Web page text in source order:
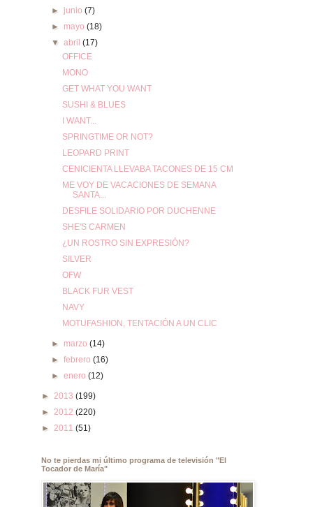
► junio(7)
► mayo(18)
▼abril(17)
OFFICE
MONO
GET WHAT YOU WANT
SUSHI & BLUES
I WANT...
SPRINGTIME OR NOT?
LEOPARD PRINT
CENICIENTA LLEVABA TACONES DE 15 CM
ME VOY DE VACACIONES DE SEMANA
SANTA...
DESFILE SOLIDARIO POR DUCHENNE
SHE'S CARMEN
¿UN ROSTRO SIN EXPRESIÓN?
SILVER
OFW
BLACK FUR VEST
NAVY
MOTUFASHION, TENTACIÓN A UN CLIC
► marzo(14)
►febrero(16)
►enero(12)
► 2013 (199)
► 2012 (220)
► 2011 (51)
No te pierdas mi último programa de televisión "El
Tocador de María"